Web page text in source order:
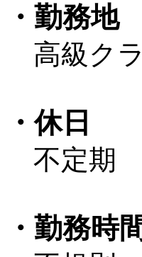
・勤務地
高級ク
・休日
不定期
・勤務時